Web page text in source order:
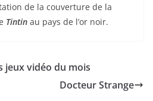
de la couverture de la
Tintin au pays de l’or noir.
jeux vidéo du mois
Docteur Strange